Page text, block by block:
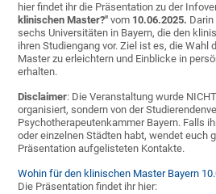
hier findet ihr die Präsentation zu der
klinischen Master?"vom 10.06.2025.
sechs Universitäten in Bayern, die den
ihren Studiengang vor. Ziel ist es, die Wahl
Master zu erleichtern und Einblicke in
erhalten.
Disclaimer: Die Veranstaltung wurde
organisiert, sondern von der
Psychotherapeutenkammer Bayern. Falls
oder einzelnen Städten habt, wendet euch
Präsentation aufgelisteten Kontakte.
Wohin für den klinischen Master Bayern
Die Präsentation findet ihr hier: